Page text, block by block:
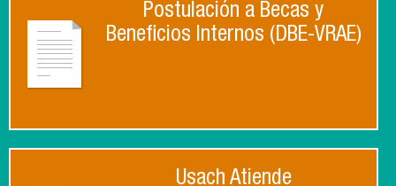
Postulación a Becas y
Beneficios Internos (DBE-VRAE)
Usach Atiende